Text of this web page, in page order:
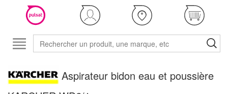
Aspirateur bidon eau et poussière